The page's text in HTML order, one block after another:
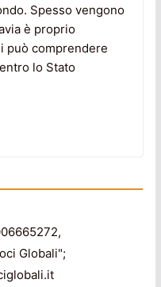
Spesso vengono
è proprio
può comprendere
lo Stato
Globali";